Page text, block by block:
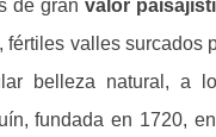
de gran valor
fértiles valles surcados
belleza natural,
fundada en 1720,